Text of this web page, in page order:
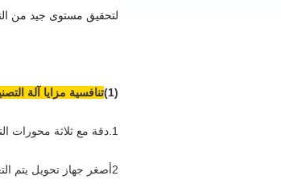
لتحقيق مستوى جيد من
(1) تنافسية مزايا آلة
1.دقة مع ثلاثة محورات التحكم جهاز الخدمة
2أصغر جهاز تحويل يتم التعامل معه بواسطة آلة تحويل دقيقة: